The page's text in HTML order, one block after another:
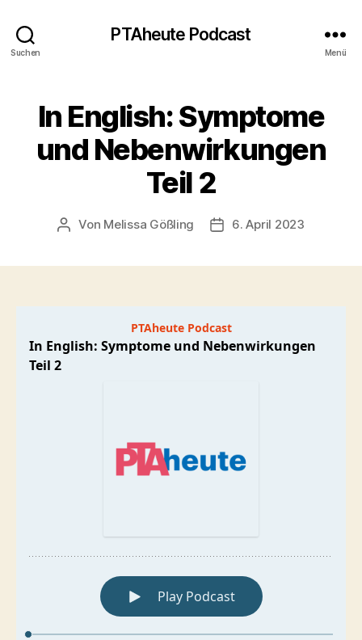
Suchen
PTAheute Podcast
Menü
In English: Symptome
und Nebenwirkungen
Teil 2
Beitragsautor
Von Melissa Gößling Veröffentlichungsdatum
6. April 2023